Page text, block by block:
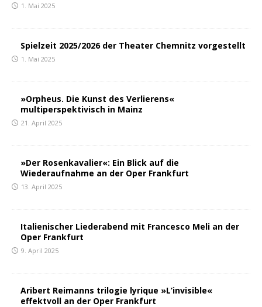
1. Mai 2025
Spielzeit 2025/2026 der Theater Chemnitz vorgestellt
1. Mai 2025
»Orpheus. Die Kunst des Verlierens«
multiperspektivisch in Mainz
21. April 2025
»Der Rosenkavalier«: Ein Blick auf die
Wiederaufnahme an der Oper Frankfurt
13. April 2025
Italienischer Liederabend mit Francesco Meli an der
Oper Frankfurt
9. April 2025
Aribert Reimanns trilogie lyrique »L’invisible«
effektvoll an der Oper Frankfurt